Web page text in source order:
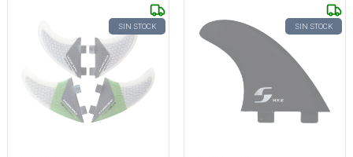
SIN STOCK SIN STOCK